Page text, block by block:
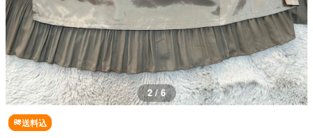
2 / 6
送料込